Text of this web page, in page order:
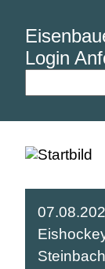
Login